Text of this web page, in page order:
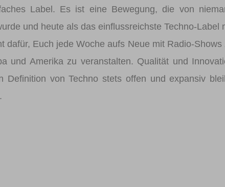
Label. Es ist eine Bewegung, die von
und heute als das einflussreichste Techno-Label
dafür, Euch jede Woche aufs Neue mit Radio-Shows
und Amerika zu veranstalten. Qualität und
von Techno stets offen und expansiv